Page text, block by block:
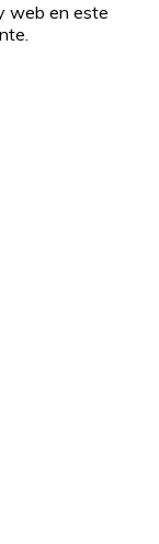
web en este